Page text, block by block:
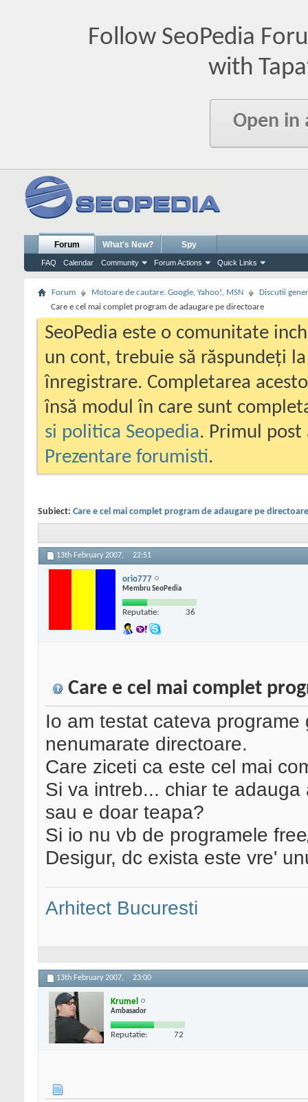
Follow SeoPedia
with
Open in
Forum
FAQ Calendar Community Forum Actions Quick Links
What's New? Spy
Forum Motoare de cautare. Google, Yahoo!, MSN
Discutii
Care e cel mai complet program de adaugare pe directoare
SeoPedia este o comunitate
un cont, trebuie să răspundeți
înregistrare. Completarea
însă modul în care sunt
si politica Seopedia. Primul
Prezentare forumisti.
Subiect: Care e cel mai complet program de adaugare pe directoare
13th February 2007, 22:51
orio777
Membru SeoPedia
Reputatie: 36
Care e cel mai complet
Io am testat cateva
nenumarate directoare.
Care ziceti ca este cel mai
Si va intreb... chiar te
sau e doar teapa?
Si io nu vb de programele free
Desigur, dc exista este vre'
Arhitect Bucuresti
13th February 2007, 23:00
Krumel
Ambasador
Reputatie: 72